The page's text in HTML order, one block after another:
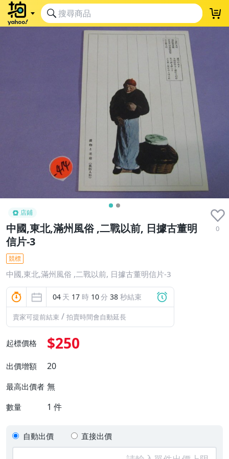
店鋪
中國,東北,滿州風俗 ,二戰以前, 日據古董明
信片-3
0
競標
中國,東北,滿州風俗 ,二戰以前, 日據古董明信片-3
04 天 17 時 10分 37 秒結束
賣家可提前結束 / 拍賣時間會自動延長
起標價格 $250
出價增額 20
最高出價者 無
數量 1 件
自動出價 直接出價